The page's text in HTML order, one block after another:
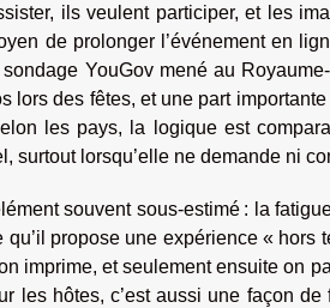
ils veulent participer, et les
de prolonger l’événement en
YouGov mené au
lors des fêtes, et une part
les pays, la logique est
surtout lorsqu’elle ne demande ni
souvent sous-estimé : la
qu’il propose une expérience «
imprime, et seulement ensuite on
les hôtes, c’est aussi une façon